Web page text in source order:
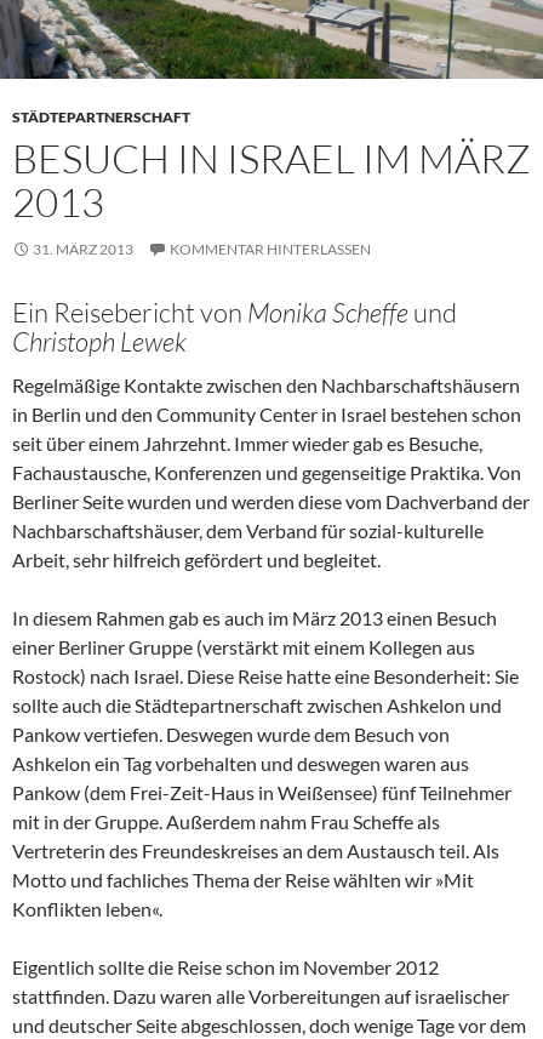
STÄDTEPARTNERSCHAFT
BESUCH IN ISRAEL IM MÄRZ
2013
31. MÄRZ 2013 KOMMENTAR HINTERLASSEN
Ein Reisebericht von Monika Scheffeund
Christoph Lewek
Regelmäßige Kontakte zwischen den Nachbarschaftshäusern
in Berlin und den Community Center in Israel bestehen schon
seit über einem Jahrzehnt. Immer wieder gab es Besuche,
Fachaustausche, Konferenzen und gegenseitige Praktika. Von
Berliner Seite wurden und werden diese vom Dachverband der
Nachbarschaftshäuser, dem Verband für sozial-kulturelle
Arbeit, sehr hilfreich gefördert und begleitet.
In diesem Rahmen gab es auch im März 2013 einen Besuch
einer Berliner Gruppe (verstärkt mit einem Kollegen aus
Rostock) nach Israel. Diese Reise hatte eine Besonderheit: Sie
sollte auch die Städtepartnerschaft zwischen Ashkelon und
Pankow vertiefen. Deswegen wurde dem Besuch von
Ashkelon ein Tag vorbehalten und deswegen waren aus
Pankow (dem Frei-Zeit-Haus in Weißensee) fünf Teilnehmer
mit in der Gruppe. Außerdem nahm Frau Scheffe als
Vertreterin des Freundeskreises an dem Austausch teil. Als
Motto und fachliches Thema der Reise wählten wir »Mit
Konflikten leben«.
Eigentlich sollte die Reise schon im November 2012
stattfinden. Dazu waren alle Vorbereitungen auf israelischer
und deutscher Seite abgeschlossen, doch wenige Tage vor dem